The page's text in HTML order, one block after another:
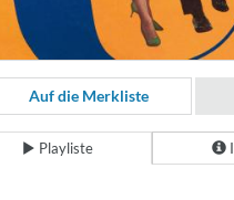
For All Your Flowers
Skuli Sverrisson & Bill Frisell
Genre:Jazz
Auf die Merkliste
Playliste